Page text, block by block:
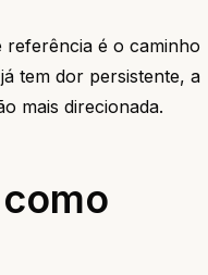
referência é o caminho
tem dor persistente, a
mais direcionada.